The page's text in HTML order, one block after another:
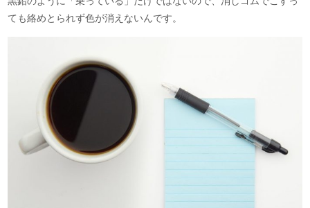
ても絡めとられず色が消えないんです。